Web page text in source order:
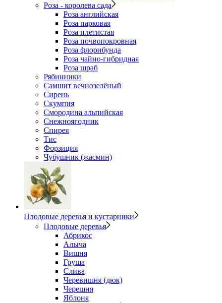
Роза - королева сада
Роза английская
Роза парковая
Роза плетистая
Роза почвопокровная
Роза флорибунда
Роза чайно-гибридная
Роза шраб
Рябинники
Самшит вечнозелёный
Сирень
Скумпия
Смородина альпийская
Снежноягодник
Спирея
Тис
Форзиция
Чубушник (жасмин)
Плодовые деревья и кустарники
Плодовые деревья
Абрикос
Алыча
Вишня
Груша
Слива
Черевишня (дюк)
Черешня
Яблоня